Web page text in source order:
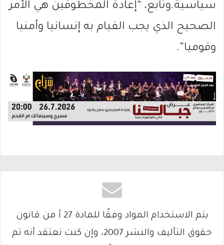
سياسية.وتابع، “إعادة المخطوفين هي الأمر
الصحيح الذي يجب القيام به إنسانيا وأمنيا
وقوميا”.
يتم الاستخدام المواد وفقًا للمادة 27 أ من قانون
حقوق التأليف والنشر 2007، وإن كنت تعتقد أنه تم